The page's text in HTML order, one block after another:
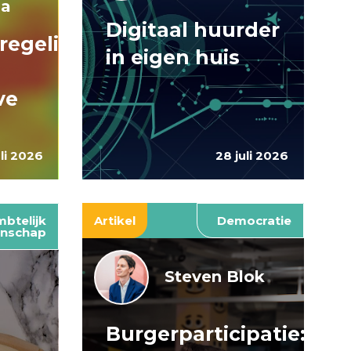
2026 28 juli 2026
Digitaal huurder
in eigen huis
Artikel Democratie
Steven Blok
Burgerparticipatie: